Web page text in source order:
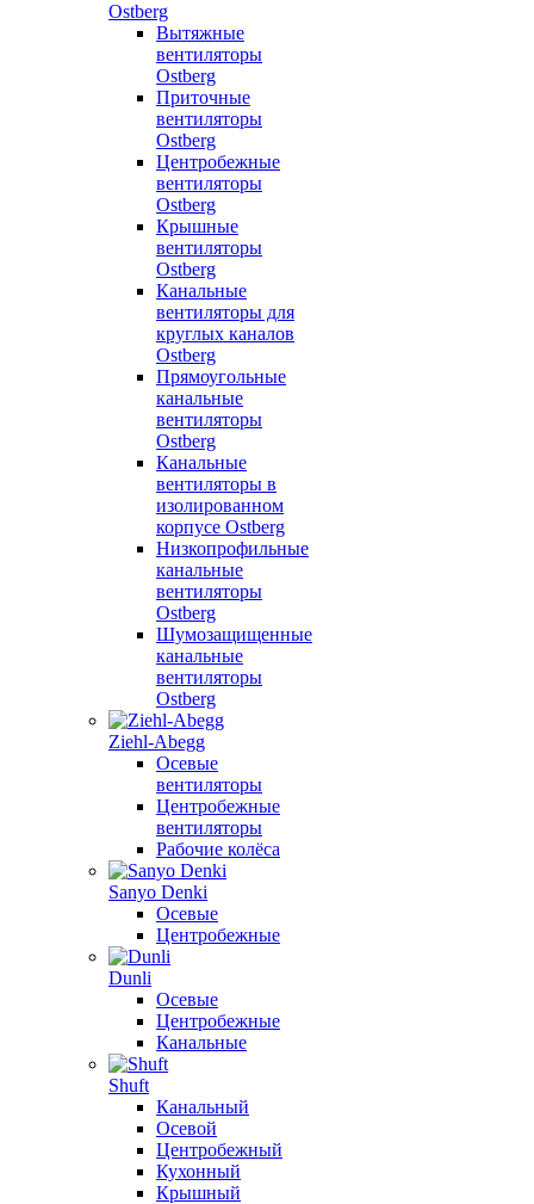
Ostberg
Вытяжные
вентиляторы
Ostberg
Приточные
вентиляторы
Ostberg
Центробежные
вентиляторы
Ostberg
Крышные
вентиляторы
Ostberg
Канальные
вентиляторы для
круглых каналов
Ostberg
Прямоугольные
канальные
вентиляторы
Ostberg
Канальные
вентиляторы в
изолированном
корпусе Ostberg
Низкопрофильные
канальные
вентиляторы
Ostberg
Шумозащищенные
канальные
вентиляторы
Ostberg
Ziehl-Abegg
Осевые
вентиляторы
Центробежные
вентиляторы
Рабочие колёса
Sanyo Denki
Осевые
Центробежные
Dunli
Осевые
Центробежные
Канальные
Shuft
Канальный
Осевой
Центробежный
Кухонный
Крышный